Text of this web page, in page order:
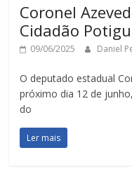
Coronel
Cidadão
09/06/2025 Daniel
O deputado estadual
próximo dia 12 de
do
Ler mais